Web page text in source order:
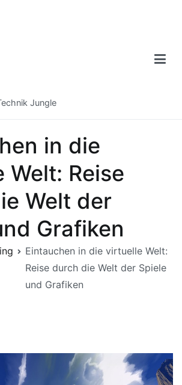
Jungle
in die
Welt: Reise
Welt der
Grafiken
Eintauchen in die virtuelle Welt:
Reise durch die Welt der Spiele
und Grafiken